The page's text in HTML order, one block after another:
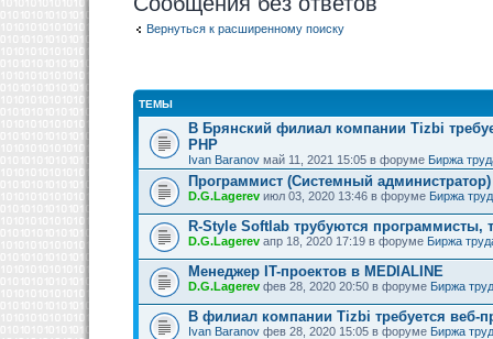
Вернуться к расширенному поиску
ТЕМЫ
В Брянский филиал компании Tizbi
PHP
Ivan Baranov май 11, 2021 15:05 в форуме Биржа
Программист (Системный
D.G.Lagerev июл 03, 2020 13:46 в форуме Биржа
R-Style Softlab трубуются программисты,
D.G.Lagerev апр 18, 2020 17:19 в форуме Биржа
Менеджер IT-проектов в MEDIALINE
D.G.Lagerev фев 28, 2020 20:50 в форуме Биржа
В филиал компании Tizbi требуется веб-
Ivan Baranov фев 28, 2020 15:05 в форуме Биржа